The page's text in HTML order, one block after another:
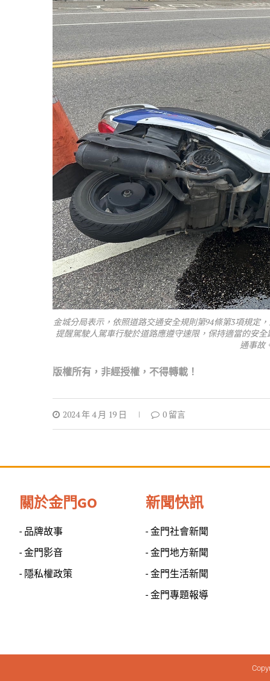
金城分局表示，依照道路交通安全規則第94條第3項規定
提醒駕駛人駕車行駛於道路應遵守速限，保持適當的安
通事故
版權所有，非經授權，不得轉載！
2024 年 4 月 19 日 0 留言
關於金門GO
- 品牌故事
- 金門影音
- 隱私權政策
新聞快訊
- 金門社會新聞
- 金門地方新聞
- 金門生活新聞
- 金門專題報導